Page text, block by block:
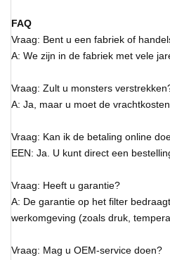
FAQ
Vraag: Bent u een fabriek of
A: We zijn in de fabriek met vele
Vraag: Zult u monsters
A: Ja, maar u moet de vrachtkosten
Vraag: Kan ik de betaling online
EEN: Ja. U kunt direct een
Vraag: Heeft u garantie?
A: De garantie op het filter
werkomgeving (zoals druk,
Vraag: Mag u OEM-service doen?